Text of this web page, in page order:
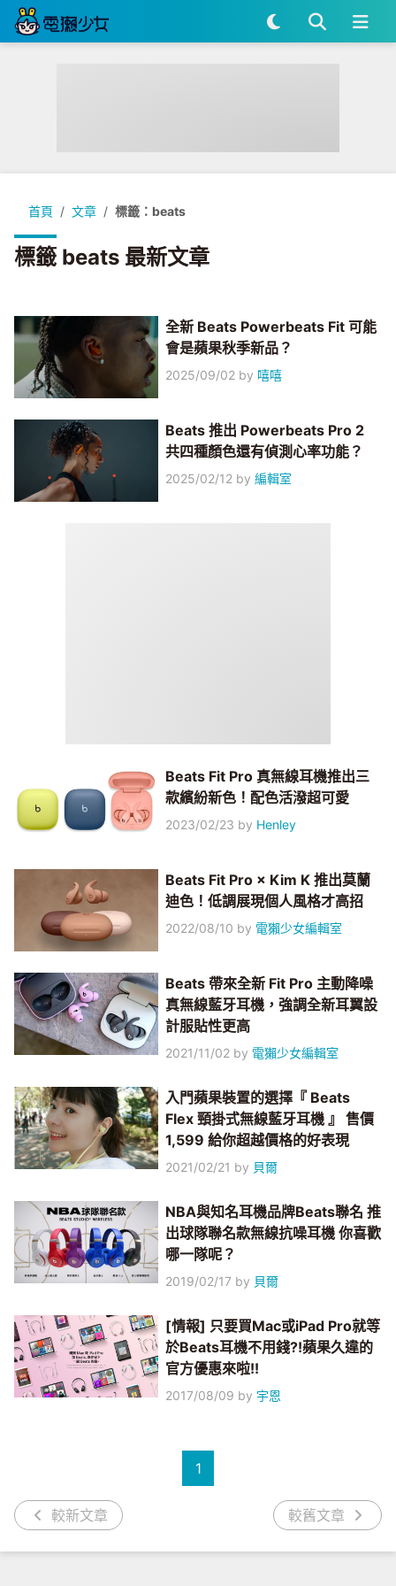
首頁 文章 標籤：beats
標籤 beats 最新文章
全新 Beats Powerbeats Fit 可能
會是蘋果秋季新品？
2025/09/02 by 嘻嘻
Beats 推出 Powerbeats Pro 2
共四種顏色還有偵測心率功能？
2025/02/12 by編輯室
Beats Fit Pro 真無線耳機推出三
款繽紛新色！配色活潑超可愛
2023/02/23 by Henley
Beats Fit Pro × Kim K 推出莫蘭
迪色！低調展現個人風格才高招
2022/08/10 by 電獺少女編輯室
Beats 帶來全新 Fit Pro 主動降噪
真無線藍牙耳機，強調全新耳翼設
計服貼性更高
2021/11/02 by 電獺少女編輯室
入門蘋果裝置的選擇『 Beats
Flex 頸掛式無線藍牙耳機 』 售價
1,599 給你超越價格的好表現
2021/02/21 by 貝爾
NBA與知名耳機品牌Beats聯名 推
出球隊聯名款無線抗噪耳機 你喜歡
哪一隊呢？
2019/02/17 by 貝爾
[情報] 只要買Mac或iPad Pro就等
於Beats耳機不用錢?!蘋果久違的
官方優惠來啦!!
2017/08/09 by 宇恩
較新文章
1
較舊文章